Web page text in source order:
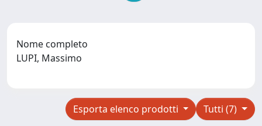
Nome completo
LUPI, Massimo
Tutti (7)
Esporta elenco prodotti